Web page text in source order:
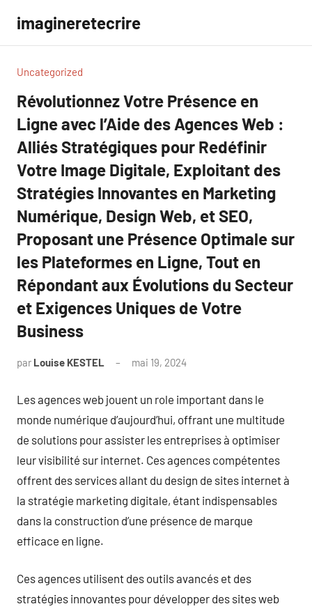
contenu
imagineretecrire
Uncategorized
Révolutionnez Votre Présence en
Ligne avec l’Aide des Agences Web :
Alliés Stratégiques pour Redéfinir
Votre Image Digitale, Exploitant des
Stratégies Innovantes en Marketing
Numérique, Design Web, et SEO,
Proposant une Présence Optimale sur
les Plateformes en Ligne, Tout en
Répondant aux Évolutions du Secteur
et Exigences Uniques de Votre
Business
par Louise KESTEL mai 19, 2024
Les agences web jouent un role important dans le
monde numérique d’aujourd’hui, offrant une multitude
de solutions pour assister les entreprises à optimiser
leur visibilité sur internet. Ces agences compétentes
offrent des services allant du design de sites internet à
la stratégie marketing digitale, étant indispensables
dans la construction d’une présence de marque
efficace en ligne.
Ces agences utilisent des outils avancés et des
stratégies innovantes pour développer des sites web